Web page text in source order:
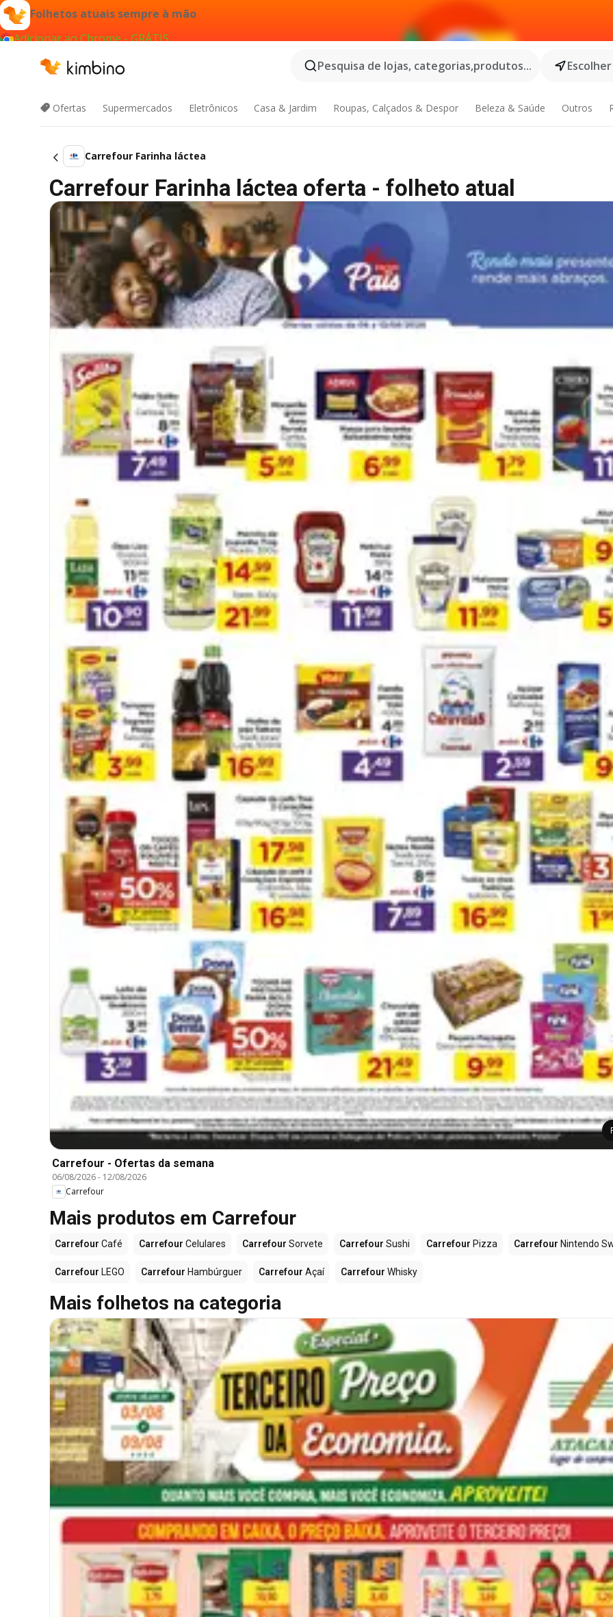
Folhetos atuais sempre à mão
Adicionar ao Chrome - GRÁTIS
Pesquisa de lojas, categorias,produtos...
Ofertas Supermercados Eletrônicos Casa & Jardim Roupas, Calçados & Despor Beleza & Saúde Outros
Carrefour Farinha láctea
Carrefour Farinha láctea oferta - folheto atual
Carrefour - Ofertas da semana
06/08/2026- 12/08/2026
Carrefour
Mais produtos em Carrefour
Carrefour Café Carrefour Celulares Carrefour Sorvete Carrefour Sushi Carrefour Pizza Carrefour Nintendo
Carrefour LEGO Carrefour Hambúrguer Carrefour Açaí Carrefour Whisky
Mais folhetos na categoria